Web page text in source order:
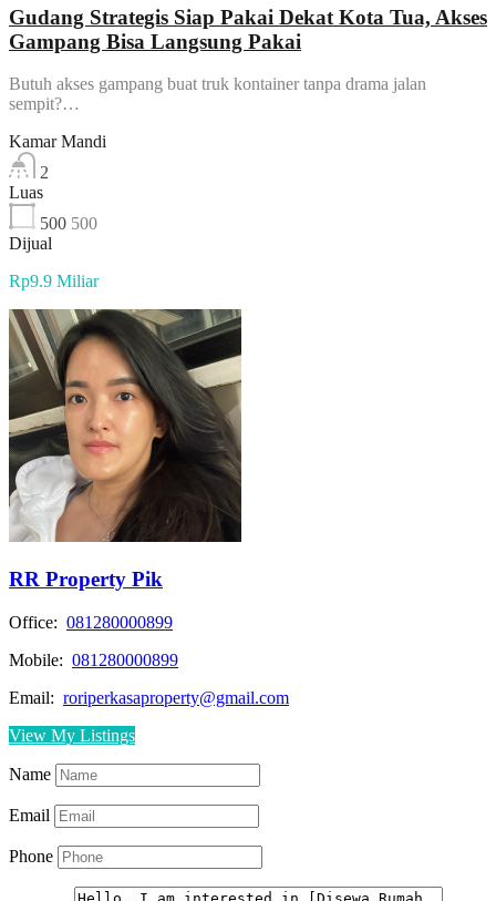
Gudang Strategis Siap Pakai Dekat Kota Tua, Akses
Gampang Bisa Langsung Pakai
Butuh akses gampang buat truk kontainer tanpa drama jalan
sempit?…
Kamar Mandi
2
Luas
500 500
Dijual
Rp9.9 Miliar
RR Property Pik
Office: 081280000899
Mobile: 081280000899
Email: roriperkasaproperty@gmail.com
View My Listings
Name
Email
Phone